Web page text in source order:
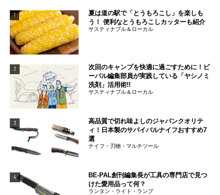
1
夏は道の駅で「とうもろこし」を楽しも
う！ 便利なとうもろこしカッターも紹介
サスティナブル＆ローカル
2
次回のキャンプを快適に過ごすために！ビ
ーパル編集部員が実践している「ヤシノミ
洗剤」活用術!!
サスティナブル＆ローカル
3
高品質で切れ味よしのジャパンクオリテ
ィ！日本製のサバイバルナイフおすすめ7
選
ナイフ・刃物・マルチツール
4
BE-PAL創刊編集長が工具の専門店で見つ
けた愛用品って何？
ランタン・ライト・ランプ